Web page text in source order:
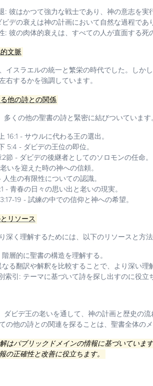
: 彼はかつて強力な戦士であり、神の意志を実
ビデの衰えは神の計画において自然な過程であ
: 彼の肉体的衰えは、すべての人が直面する死
文脈
イスラエルの統一と繁栄の時代でした。しか
右するかを強調しています。
他の詩との関係
多くの他の聖書の詩と緊密に結びついていま
16:1 - サウルに代わる王の選出。
5:4 - ダビデの王位の即位。
節 - ダビデの後継者としてのソロモンの任命。
いを迎えた時の神への信頼。
生の有限性についての認識。
- 青春の日々の思い出と老いの現実。
19 - 試練の中での信仰と神への希望。
リソース
深く理解するためには、以下のリソースと方法
階層的に聖書の構造を理解する。
なる翻訳や解釈を比較することで、より深い理
索引: テーマに基づいて詩を探し出すのに役立
ダビデ王の老いを通して、神の計画と歴史の
の他の詩との関連を探ることは、聖書全体の
はパブリックドメインの情報に基づいていま
の正確性と改善に役立ちます。